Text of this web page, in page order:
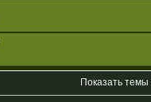
Показать темы